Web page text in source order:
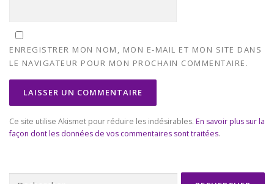
ENREGISTRER MON NOM, MON E-MAIL ET MON SITE DANS
LE NAVIGATEUR POUR MON PROCHAIN COMMENTAIRE.
Ce site utilise Akismet pour réduire les indésirables. En savoir plus sur la
façon dont les données de vos commentaires sont traitées.